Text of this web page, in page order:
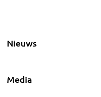
Nieuws
Media